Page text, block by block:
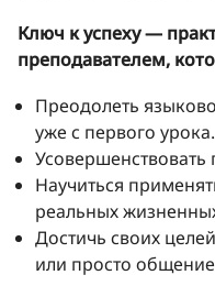
Ключ к успеху —
преподавателем,
Преодолеть
уже с первого урока.
Научиться
реальных
Достичь своих
или просто